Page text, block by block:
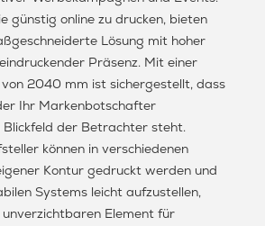
günstig online zu drucken, bieten
Lösung mit hoher
Präsenz. Mit einer
2040 mm ist sichergestellt, dass
Ihr Markenbotschafter
Blickfeld der Betrachter steht.
können in verschiedenen
Kontur gedruckt werden und
Systems leicht aufzustellen,
unverzichtbaren Element für